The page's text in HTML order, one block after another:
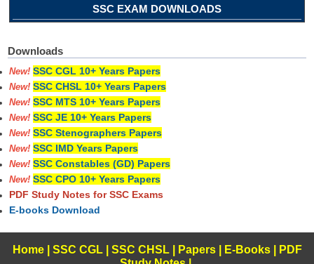
SSC EXAM DOWNLOADS
Downloads
New! SSC CGL 10+ Years Papers
New! SSC CHSL 10+ Years Papers
New! SSC MTS 10+ Years Papers
New! SSC JE 10+ Years Papers
New! SSC Stenographers Papers
New! SSC IMD Years Papers
New! SSC Constables (GD) Papers
New! SSC CPO 10+ Years Papers
PDF Study Notes for SSC Exams
E-books Download
Home| SSC CGL| SSC CHSL| Papers| E-Books
PDF